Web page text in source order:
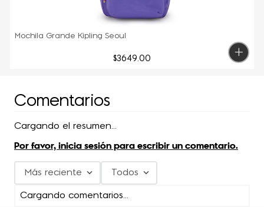
Mochila Grande Kipling Seoul
$3649.00
Comentarios
Cargando el resumen…
Por favor, inicia sesión para escribir un comentario.
Más reciente Todos
Cargando comentarios…